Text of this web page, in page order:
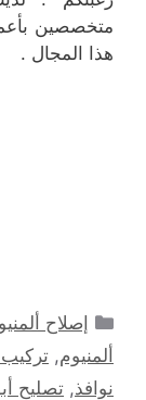
متخصصين
هذا المجال .
التصنيفات
إصلاح
ألمنيوم,
نوافذ, تصليح